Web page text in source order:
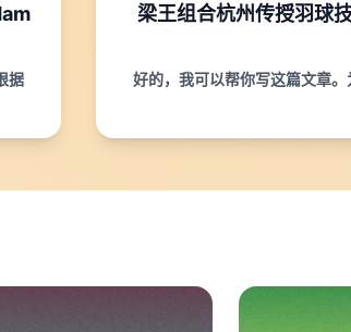
据
梁王组合杭州传授羽球
好的，我可以帮你写这篇文章